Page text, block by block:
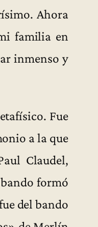
Ahora
familia en
inmenso y
Fue
a la que
Claudel,
formó
del bando